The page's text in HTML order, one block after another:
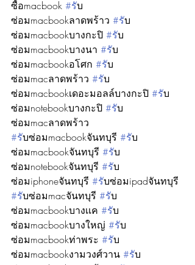
ซื้อmacbook #รับ
ซ่อมmacbookลาดพร้าว #รับ
ซ่อมmacbookบางกะปิ #รับ
ซ่อมmacbookบางนา #รับ
ซ่อมmacbookอโศก #รับ
ซ่อมmacลาดพร้าว #รับ
ซ่อมmacbookเดอะมอลล์บางกะปิ #รับ
ซ่อมnotebookบางกะปิ #รับ
ซ่อมmacลาดพร้าว
#รับซ่อมmacbookจันทบุรี #รับ
ซ่อมmacbookจันทบุรี #รับ
ซ่อมnotebookจันทบุรี #รับ
ซ่อมiphoneจันทบุรี #รับซ่อมipadจันทบุรี
#รับซ่อมmacจันทบุรี #รับ
ซ่อมmacbookบางเเค #รับ
ซ่อมmacbookบางใหญ่ #รับ
ซ่อมmacbookท่าพระ #รับ
ซ่อมmacbookงามวงศ์วาน #รับ